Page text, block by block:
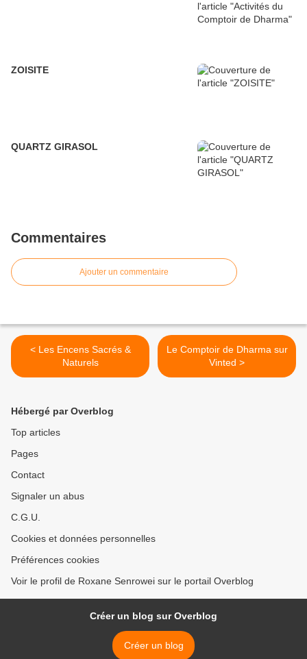
ZOISITE
QUARTZ GIRASOL
Commentaires
Ajouter un commentaire
< Les Encens Sacrés &
Naturels
Le Comptoir de Dharma sur
Vinted >
Hébergé par Overblog
Top articles
Pages
Contact
Signaler un abus
C.G.U.
Cookies et données personnelles
Préférences cookies
Voir le profil de Roxane Senrowei sur le portail Overblog
Créer un blog sur Overblog
Créer un blog